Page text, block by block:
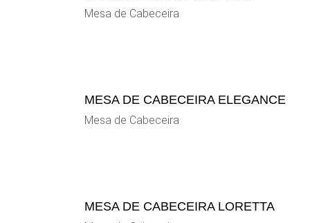
Mesa de Cabeceira
MESA DE CABECEIRA ELEGANCE
Mesa de Cabeceira
MESA DE CABECEIRA LORETTA